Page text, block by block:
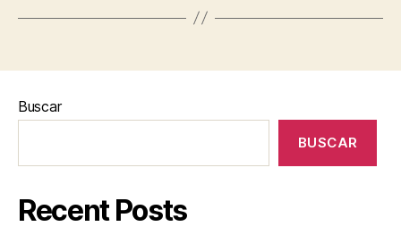
Buscar
BUSCAR
Recent Posts